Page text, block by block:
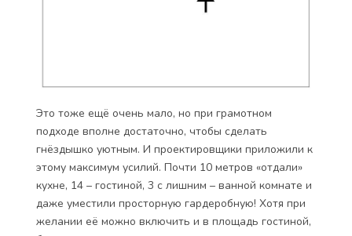
Это тоже ещё очень мало, но при грамотном
подходе вполне достаточно, чтобы сделать
гнёздышко уютным. И проектировщики приложили к
этому максимум усилий. Почти 10 метров «отдали»
кухне, 14 – гостиной, 3 с лишним – ванной комнате и
даже уместили просторную гардеробную! Хотя при
желании её можно включить и в площадь гостиной,